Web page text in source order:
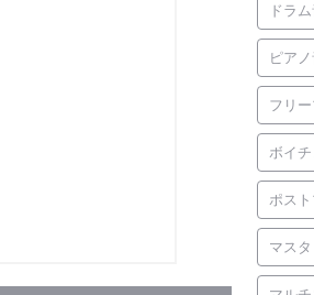
ドラ
ピア
フリ
ボイ
ポス
マス